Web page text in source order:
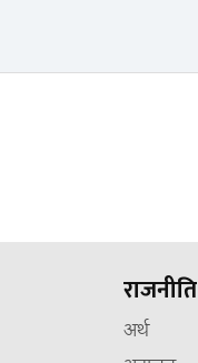
राजनीति
अर्थ